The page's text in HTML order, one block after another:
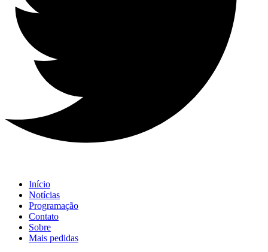
Início
Notícias
Programação
Contato
Sobre
Mais pedidas